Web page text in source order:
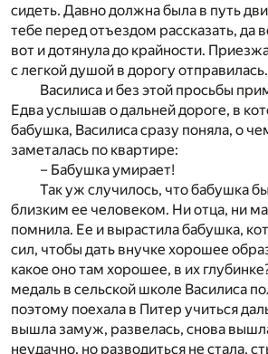
сидеть. Давно должна была в путь
тебе перед отъездом рассказать, да
вот и дотянула до крайности.
с легкой душой в дорогу отправилась.
Василиса и без этой просьбы
Едва услышав о дальней дороге, в
бабушка, Василиса сразу поняла, о
заметалась по квартире:
– Бабушка умирает!
Так уж случилось, что бабушка
близким ее человеком. Ни отца, ни
помнила. Ее и вырастила бабушка,
сил, чтобы дать внучке хорошее
какое оно там хорошее, в их
медаль в сельской школе Василиса
поэтому поехала в Питер учиться
вышла замуж, развелась, снова
неудачно, но разводиться не стала,